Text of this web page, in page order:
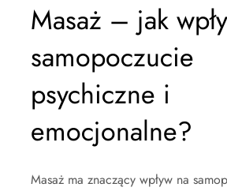
Masaż – jak
samopoczucie
psychiczne i
emocjonalne?
Masaż ma znaczący wpływ na